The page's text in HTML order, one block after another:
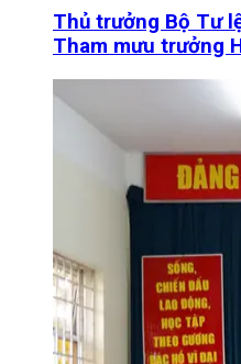
Thủ trưởng Bộ Tư
Tham mưu trưởng